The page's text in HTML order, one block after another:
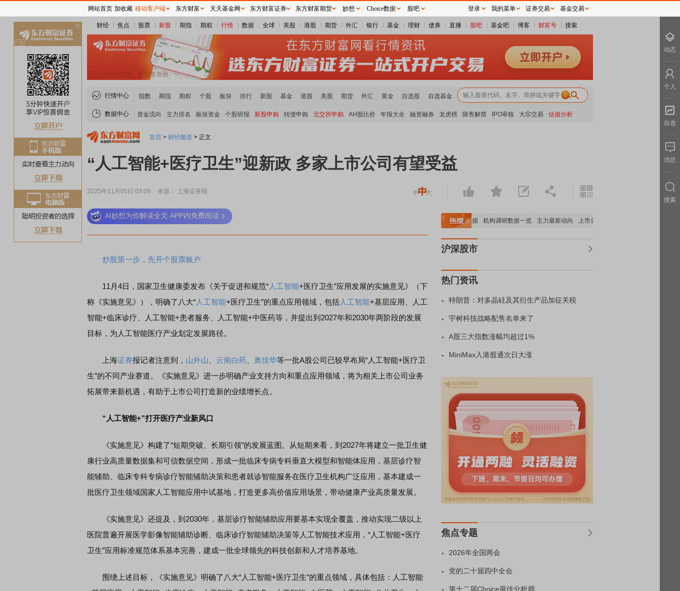
财经 焦点 股票 新股 期指 期权 行情 数据 全球 美股 港股 期货 外汇 银行 基金 理财 债券 直播 股吧 基金吧 博客 财富号 搜索
行情中心 指数 期指 期权 个股 板块 排行 新股 基金 港股 美股 期货 外汇 黄金 自选股 自选基金 0
数据中心 资金流向 主力排名 板块资金 个股研报 新股申购 转债申购 北交所申购 AH股比价 年报大全 融资融券 龙虎榜 限售解禁 IPO审核 大宗交易 估值分析
首页 > 财经频道 > 正文
“人工智能+医疗卫生”迎新政 多家上市公司有望受益
2025年11月05日 03:09 来源： 上海证券报
AI妙想为你解读全文 APP内免费阅读
炒股第一步，先开个股票账户
11月4日，国家卫生健康委发布《关于促进和规范“人工智能+医疗卫生”应用发展的实施意见》（下
称《实施意见》），明确了八大“人工智能+医疗卫生”的重点应用领域，包括人工智能+基层应用、人工
智能+临床诊疗、人工智能+患者服务、人工智能+中医药等，并提出到2027年和2030年两阶段的发展
目标，为人工智能医疗产业划定发展路径。
上海证券报记者注意到， 山外山 云南白药 奥佳华等一批A股公司已较早布局“人工智能+医疗卫
生”的不同产业赛道。《实施意见》进一步明确产业支持方向和重点应用领域，将为相关上市公司业务
拓展带来新机遇，有助于上市公司打造新的业绩增长点。
“人工智能+”打开医疗产业新风口
《实施意见》构建了“短期突破、长期引领”的发展蓝图。从短期来看，到2027年将建立一批卫生健
康行业高质量数据集和可信数据空间，形成一批临床专病专科垂直大模型和智能体应用，基层诊疗智
能辅助、临床专科专病诊疗智能辅助决策和患者就诊智能服务在医疗卫生机构广泛应用，基本建成一
批医疗卫生领域国家人工智能应用中试基地，打造更多高价值应用场景，带动健康产业高质量发展。
《实施意见》还提及，到2030年，基层诊疗智能辅助应用要基本实现全覆盖，推动实现二级以上
医院普遍开展医学影像智能辅助诊断、临床诊疗智能辅助决策等人工智能技术应用，“人工智能+医疗
卫生”应用标准规范体系基本完善，建成一批全球领先的科技创新和人才培养基地。
围绕上述目标，《实施意见》明确了八大“人工智能+医疗卫生”的重点领域，具体包括：人工智能
稀土板块领涨 重要机构持股数据 机构调研数据一览 主力最新动向 上市公司限售股解禁一览
沪深股市
热门资讯
特朗普：对多晶硅及其衍生产品加征关税
宇树科技战略配售名单来了
A股三大指数涨幅均超过1%
MiniMax入港股通次日大涨
焦点专题
2026年全国两会
党的二十届四中全会
第十二届Choice最佳分析师
网站首页 加收藏 移动客户端 东方财富 天天基金网 东方财富证券 东方财富期货 妙想 Choice数据 股吧 登录 我的菜单 证券交易 基金交易
动态
个人
自选
消息
搜索
关